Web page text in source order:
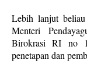
Lebih lanjut beliau
Menteri
Birokrasi RI no
penetapan dan